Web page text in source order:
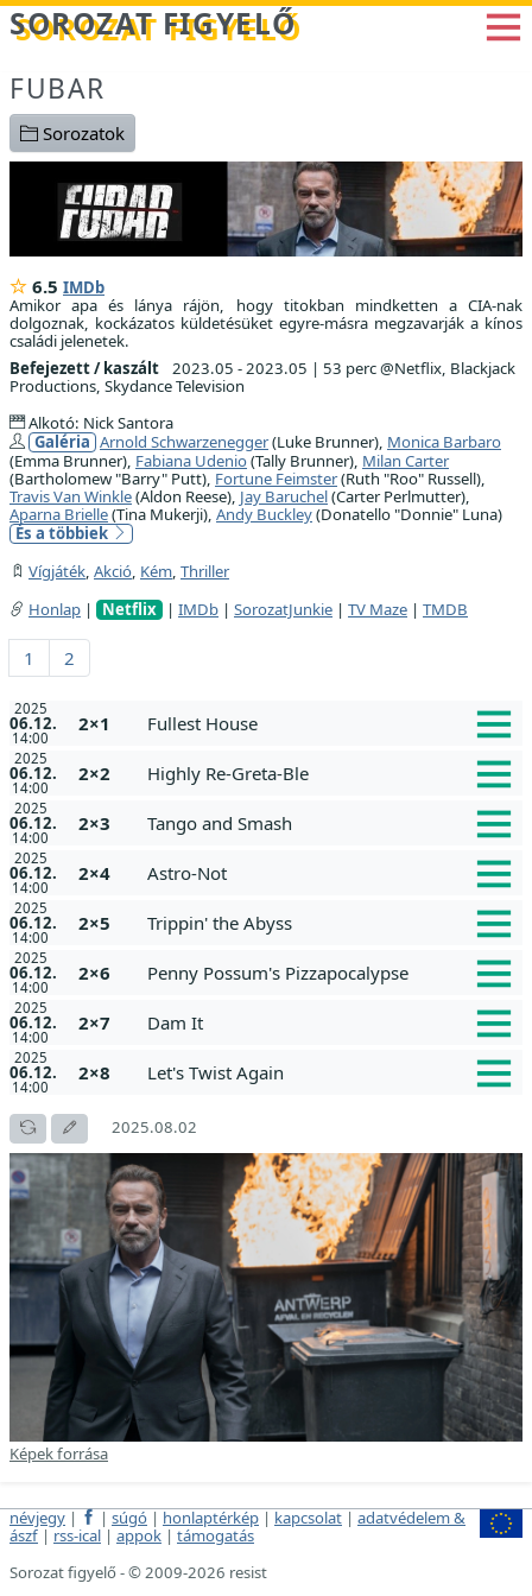
Betöltés...
SOROZAT FIGYELŐ
FUBAR
Sorozatok
6.5 IMDb
Amikor apa és lánya rájön, hogy titokban mindketten a CIA-nak
dolgoznak, kockázatos küldetésüket egyre-másra megzavarják a kínos
családi jelenetek.
Befejezett / kaszált
2023.05 - 2023.05 | 53 perc @Netflix, Blackjack
Productions, Skydance Television
Alkotó: Nick Santora
Galéria Arnold Schwarzenegger(Luke Brunner), Monica Barbaro
(Emma Brunner), Fabiana Udenio(Tally Brunner), Milan Carter
(Bartholomew "Barry" Putt), Fortune Feimster(Ruth "Roo" Russell),
Travis Van Winkle(Aldon Reese), Jay Baruchel(Carter Perlmutter),
Aparna Brielle(Tina Mukerji), Andy Buckley(Donatello "Donnie" Luna)
És a többiek
Vígjáték, Akció, Kém, Thriller
Honlap | Netflix | IMDb | SorozatJunkie | TV Maze | TMDB
1 2
2025
06.12.
14:00
2×1 Fullest House
2025
06.12.
14:00
2×2 Highly Re-Greta-Ble
2025
06.12.
14:00
2×3 Tango and Smash
2025
06.12.
14:00
2×4 Astro-Not
2025
06.12.
14:00
2×5 Trippin' the Abyss
2025
06.12.
14:00
2×6 Penny Possum's Pizzapocalypse
2025
06.12.
14:00
2×7 Dam It
2025
06.12.
14:00
2×8 Let's Twist Again
2025.08.02
Képek forrása
névjegy | | súgó | honlaptérkép | kapcsolat | adatvédelem &
ászf | rss-ical | appok | támogatás
Sorozat figyelő - © 2009-2026 resist